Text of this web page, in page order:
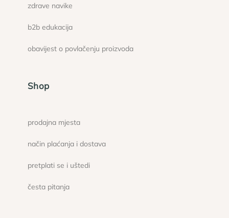
zdrave navike
b2b edukacija
obavijest o povlačenju proizvoda
Shop
prodajna mjesta
način plaćanja i dostava
pretplati se i uštedi
česta pitanja